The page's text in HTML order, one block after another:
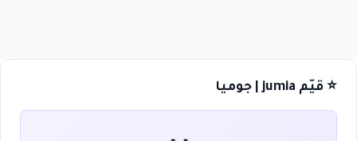
⭐ قيّم jumia | جوميا